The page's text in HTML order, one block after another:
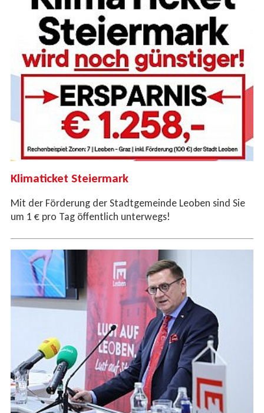
Klimaticket Steiermark
Mit der Förderung der Stadtgemeinde Leoben sind Sie
um 1 € pro Tag öffentlich unterwegs!